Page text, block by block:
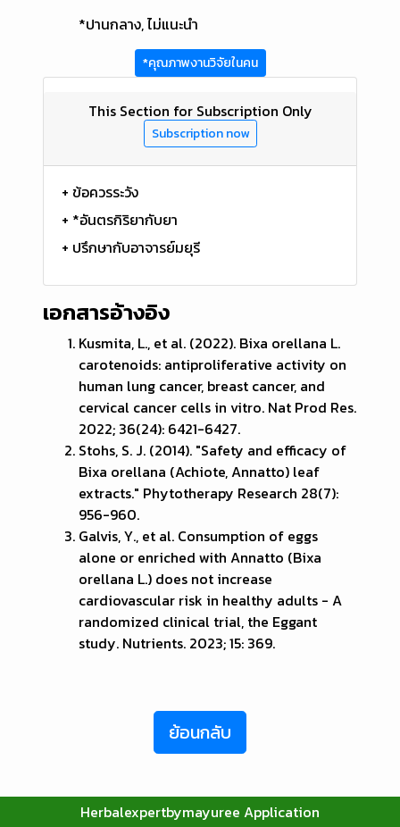
*ปานกลาง, ไม่แนะนำ
*คุณภาพงานวิจัยในคน
This Section for Subscription Only
Subscription now
+ ข้อควรระวัง
+ *อันตรกิริยากับยา
+ ปรึกษากับอาจารย์มยุรี
เอกสารอ้างอิง
Kusmita, L., et al. (2022). Bixa orellana L.
carotenoids: antiproliferative activity on
human lung cancer, breast cancer, and
cervical cancer cells in vitro. Nat Prod Res.
2022; 36(24): 6421-6427.
Stohs, S. J. (2014). "Safety and efficacy of
Bixa orellana (Achiote, Annatto) leaf
extracts." Phytotherapy Research 28(7):
956-960.
Galvis, Y., et al. Consumption of eggs
alone or enriched with Annatto (Bixa
orellana L.) does not increase
cardiovascular risk in healthy adults - A
randomized clinical trial, the Eggant
study. Nutrients. 2023; 15: 369.
ย้อนกลับ
Herbalexpertbymayuree Application